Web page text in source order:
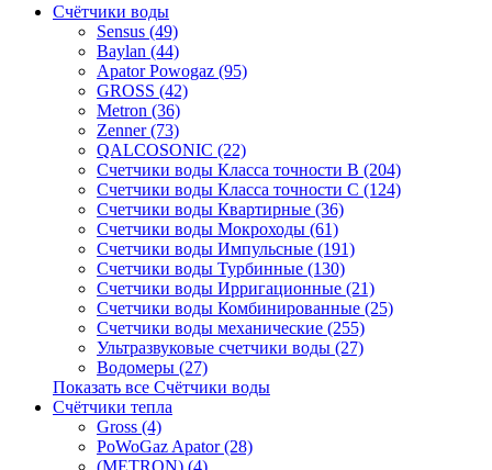
Счётчики воды
Sensus (49)
Baylan (44)
Apator Powogaz (95)
GROSS (42)
Metron (36)
Zenner (73)
QALCOSONIC (22)
Счетчики воды Класса точности В (204)
Счетчики воды Класса точности С (124)
Счетчики воды Квартирные (36)
Счетчики воды Мокроходы (61)
Счетчики воды Импульсные (191)
Счетчики воды Турбинные (130)
Счетчики воды Ирригационные (21)
Счетчики воды Комбинированные (25)
Счетчики воды механические (255)
Ультразвуковые счетчики воды (27)
Водомеры (27)
Показать все Счётчики воды
Счётчики тепла
Gross (4)
PoWoGaz Apator (28)
(METRON) (4)